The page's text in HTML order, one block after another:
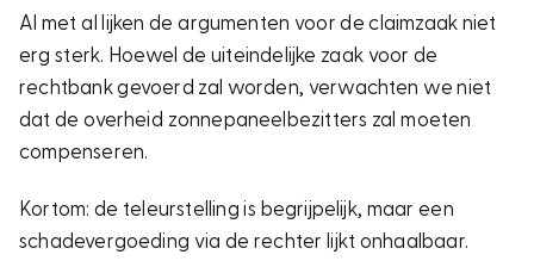
Al met al lijken de argumenten voor de claimzaak niet
erg sterk. Hoewel de uiteindelijke zaak voor de
rechtbank gevoerd zal worden, verwachten we niet
dat de overheid zonnepaneelbezitters zal moeten
compenseren.
Kortom: de teleurstelling is begrijpelijk, maar een
schadevergoeding via de rechter lijkt onhaalbaar.